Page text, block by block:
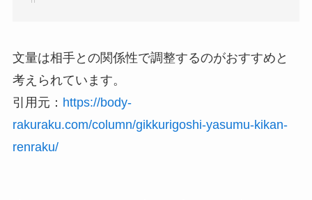
文量は相手との関係性で調整するのがおすすめと
考えられています。
引用元： https://body-
rakuraku.com/column/gikkurigoshi-yasumu-kikan-
renraku/